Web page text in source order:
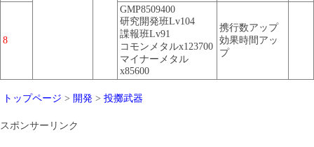
8
GMP8509400
研究開発班Lv104
諜報班Lv91
コモンメタルx123700
マイナーメタル
x85600
携行数アップ
効果時間アッ
プ
トップページ > 開発 > 投擲武器
スポンサーリンク